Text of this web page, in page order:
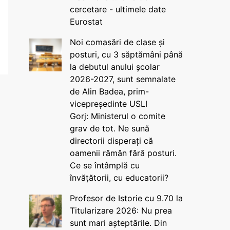
cercetare - ultimele date
Eurostat
Noi comasări de clase și
posturi, cu 3 săptămâni până
la debutul anului școlar
2026-2027, sunt semnalate
de Alin Badea, prim-
vicepreședinte USLI
Gorj: Ministerul o comite
grav de tot. Ne sună
directorii disperați că
oamenii rămân fără posturi.
Ce se întâmplă cu
învățătorii, cu educatorii?
Profesor de Istorie cu 9.70 la
Titularizare 2026: Nu prea
sunt mari așteptările. Din